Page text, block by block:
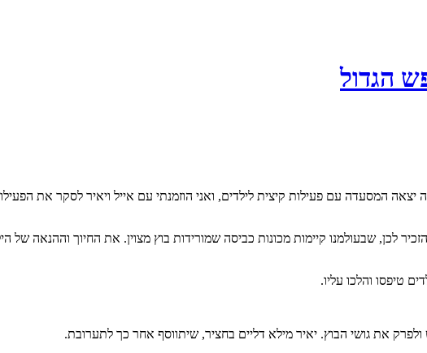
הגדול
המסעדה עם פעילות קיצית לילדים, ואני הוזמנתי עם אייל ויאיר לסקר את
לכן, שבעולמנו קיימות מכונות כביסה שמורידות בוץ מצוין. את החיוך וההנאה
טיפסו והלכו עליו.
את גושי הבוץ. יאיר מילא דליים בחציר, שיתווסף אחר כך לתערובת.